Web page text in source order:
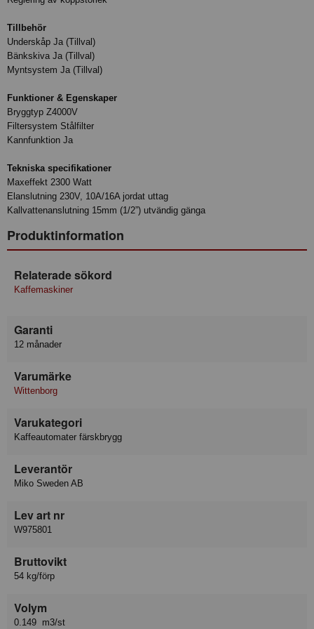
Tillbehör
Underskåp Ja (Tillval)
Bänkskiva Ja (Tillval)
Myntsystem Ja (Tillval)
Funktioner & Egenskaper
Bryggtyp Z4000V
Filtersystem Stålfilter
Kannfunktion Ja
Tekniska specifikationer
Maxeffekt 2300 Watt
Elanslutning 230V, 10A/16A jordat uttag
Kallvattenanslutning 15mm (1/2”) utvändig gänga
Produktinformation
Relaterade sökord
Kaffemaskiner
Garanti
12 månader
Varumärke
Wittenborg
Varukategori
Kaffeautomater färskbrygg
Leverantör
Miko Sweden AB
Lev art nr
W975801
Bruttovikt
54 kg/förp
Volym
0.149 m3/st